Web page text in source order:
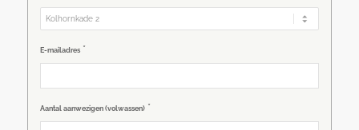
E-mailadres *
Aantal aanwezigen (volwassen) *